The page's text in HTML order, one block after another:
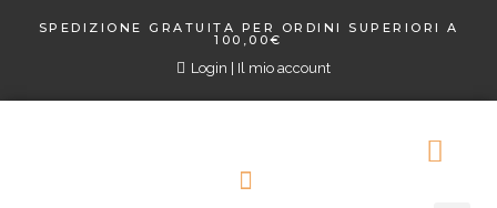
SPEDIZIONE GRATUITA PER ORDINI SUPERIORI A
100,00€
Login | Il mio account